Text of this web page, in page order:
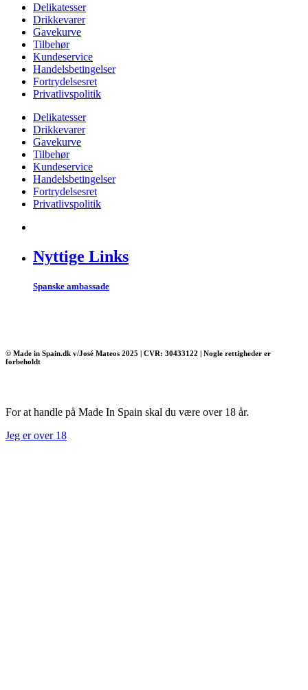
Delikatesser
Drikkevarer
Gavekurve
Tilbehør
Kundeservice
Handelsbetingelser
Fortrydelsesret
Privatlivspolitik
Delikatesser
Drikkevarer
Gavekurve
Tilbehør
Kundeservice
Handelsbetingelser
Fortrydelsesret
Privatlivspolitik
Nyttige Links
Spanske ambassade
© Made in Spain.dk v/José Mateos 2025 | CVR: 30433122 | Nogle rettigheder er
forbeholdt
For at handle på Made In Spain skal du være over 18 år.
Jeg er over 18